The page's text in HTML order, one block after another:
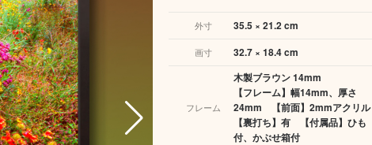
外寸 35.5 × 21.2 cm
画寸 32.7 × 18.4 cm
フレーム
木製ブラウン 14mm
【フレーム】幅14mm、厚さ
24mm 【前面】2mmアクリ
【裏打ち】有 【付属品】ひも
付、かぶせ箱付